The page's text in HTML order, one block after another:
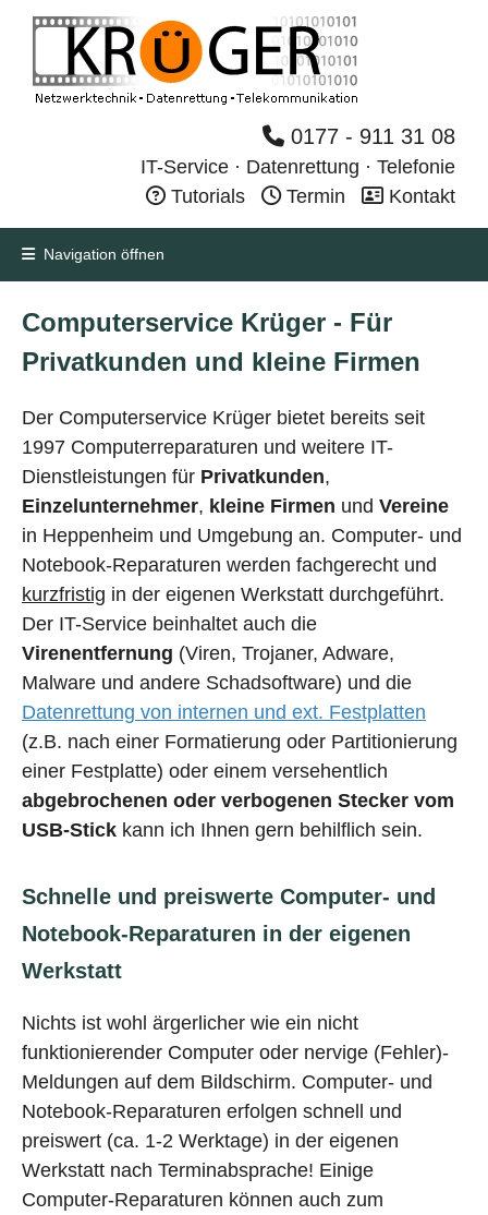
0177 - 911 31 08
IT-Service · Datenrettung · Telefonie
Tutorials
Termin Kontakt
Navigation öffnen
Computerservice Krüger - Für
Privatkunden und kleine Firmen
Der Computerservice Krüger bietet bereits seit
1997 Computerreparaturen und weitere IT-
Dienstleistungen für Privatkunden,
Einzelunternehmer, kleine Firmen und Vereine
in Heppenheim und Umgebung an. Computer- und
Notebook-Reparaturen werden fachgerecht und
kurzfristig in der eigenen Werkstatt durchgeführt.
Der IT-Service beinhaltet auch die
Virenentfernung (Viren, Trojaner, Adware,
Malware und andere Schadsoftware) und die
Datenrettung von internen und ext. Festplatten
(z.B. nach einer Formatierung oder Partitionierung
einer Festplatte) oder einem versehentlich
abgebrochenen oder verbogenen Stecker vom
USB-Stick kann ich Ihnen gern behilflich sein.
Schnelle und preiswerte Computer- und
Notebook-Reparaturen in der eigenen
Werkstatt
Nichts ist wohl ärgerlicher wie ein nicht
funktionierender Computer oder nervige (Fehler)-
Meldungen auf dem Bildschirm. Computer- und
Notebook-Reparaturen erfolgen schnell und
preiswert (ca. 1-2 Werktage) in der eigenen
Werkstatt nach Terminabsprache! Einige
Computer-Reparaturen können auch zum